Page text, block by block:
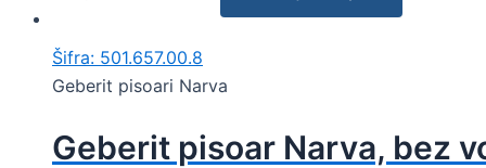
Šifra: 501.657.00.8
Geberit pisoari Narva
Geberit pisoar Narva, bez